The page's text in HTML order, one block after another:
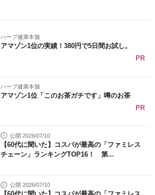
ハーブ健康本舗
アマゾン1位の実績！380円で5日間お試し。
PR
ハーブ健康本舗
アマゾン1位「このお茶ガチです」噂のお茶
PR
公開 2026/07/10
【60代に聞いた】コスパが最高の「ファミレス
チェーン」ランキングTOP16！ 第...
公開 2026/07/10